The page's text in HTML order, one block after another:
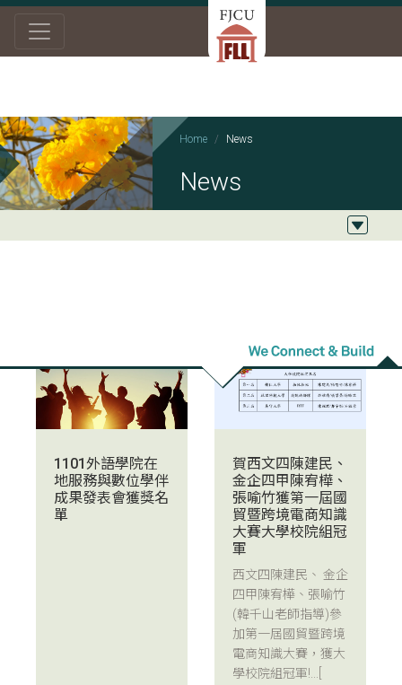
Home News
News
1101外語學院在
地服務與數位學伴
成果發表會獲獎名
單
賀西文四陳建民、
金企四甲陳宥樺、
張喻竹獲第一屆國
貿暨跨境電商知識
大賽大學校院組冠
軍
西文四陳建民、 金企
四甲陳宥樺、張喻竹
(韓千山老師指導)參
加第一屆國貿暨跨境
電商知識大賽，獲大
學校院組冠軍!...